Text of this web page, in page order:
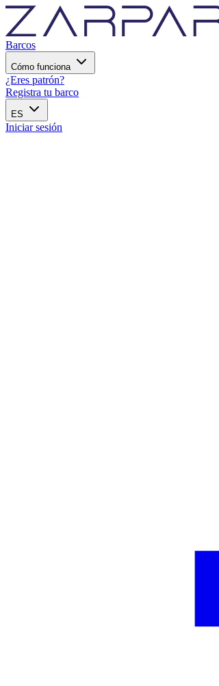
Barcos
Cómo funciona
¿Eres patrón?
Registra tu barco
ES
Iniciar sesión